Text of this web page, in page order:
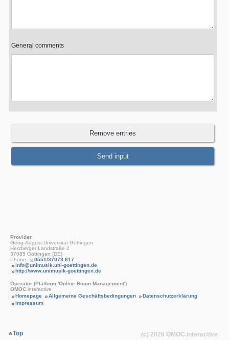
General comments
Provider
Geog-August-Universität Göttingen
Herzberger Landstraße 2
37085 Göttingen (DE)
Phone:
0551/37073 817
info@unimusik.uni-goettingen.de
http://www.unimusik-goettingen.de
Operator (Platform 'Online Room Management')
OMOC .interactive
Homepage
Allgemeine Geschäftsbedingungen
Datenschutzerklärung
Impressum
Top (c) 2026 OMOC.interactive